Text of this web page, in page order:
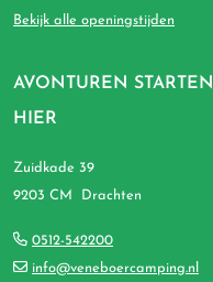
AVONTUREN STARTEN
HIER
Zuidkade 39
9203 CM Drachten
0512-542200
info@veneboercamping.nl
Bekijk alle openingstijden